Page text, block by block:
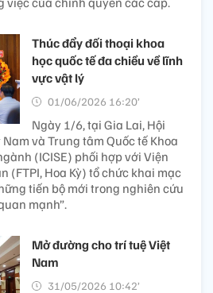
Thúc đẩy đối thoại khoa
học quốc tế đa chiều về lĩnh
vực vật lý
01/06/2026 16:20’
Ngày 1/6, tại Gia Lai, Hội
và Trung tâm Quốc tế Khoa
(ICISE) phối hợp với Viện
(FTPI, Hoa Kỳ) tổ chức khai mạc
tiến bộ mới trong nghiên cứu
mạnh”.
Mở đường cho trí tuệ Việt
Nam
31/05/2026 10:42’